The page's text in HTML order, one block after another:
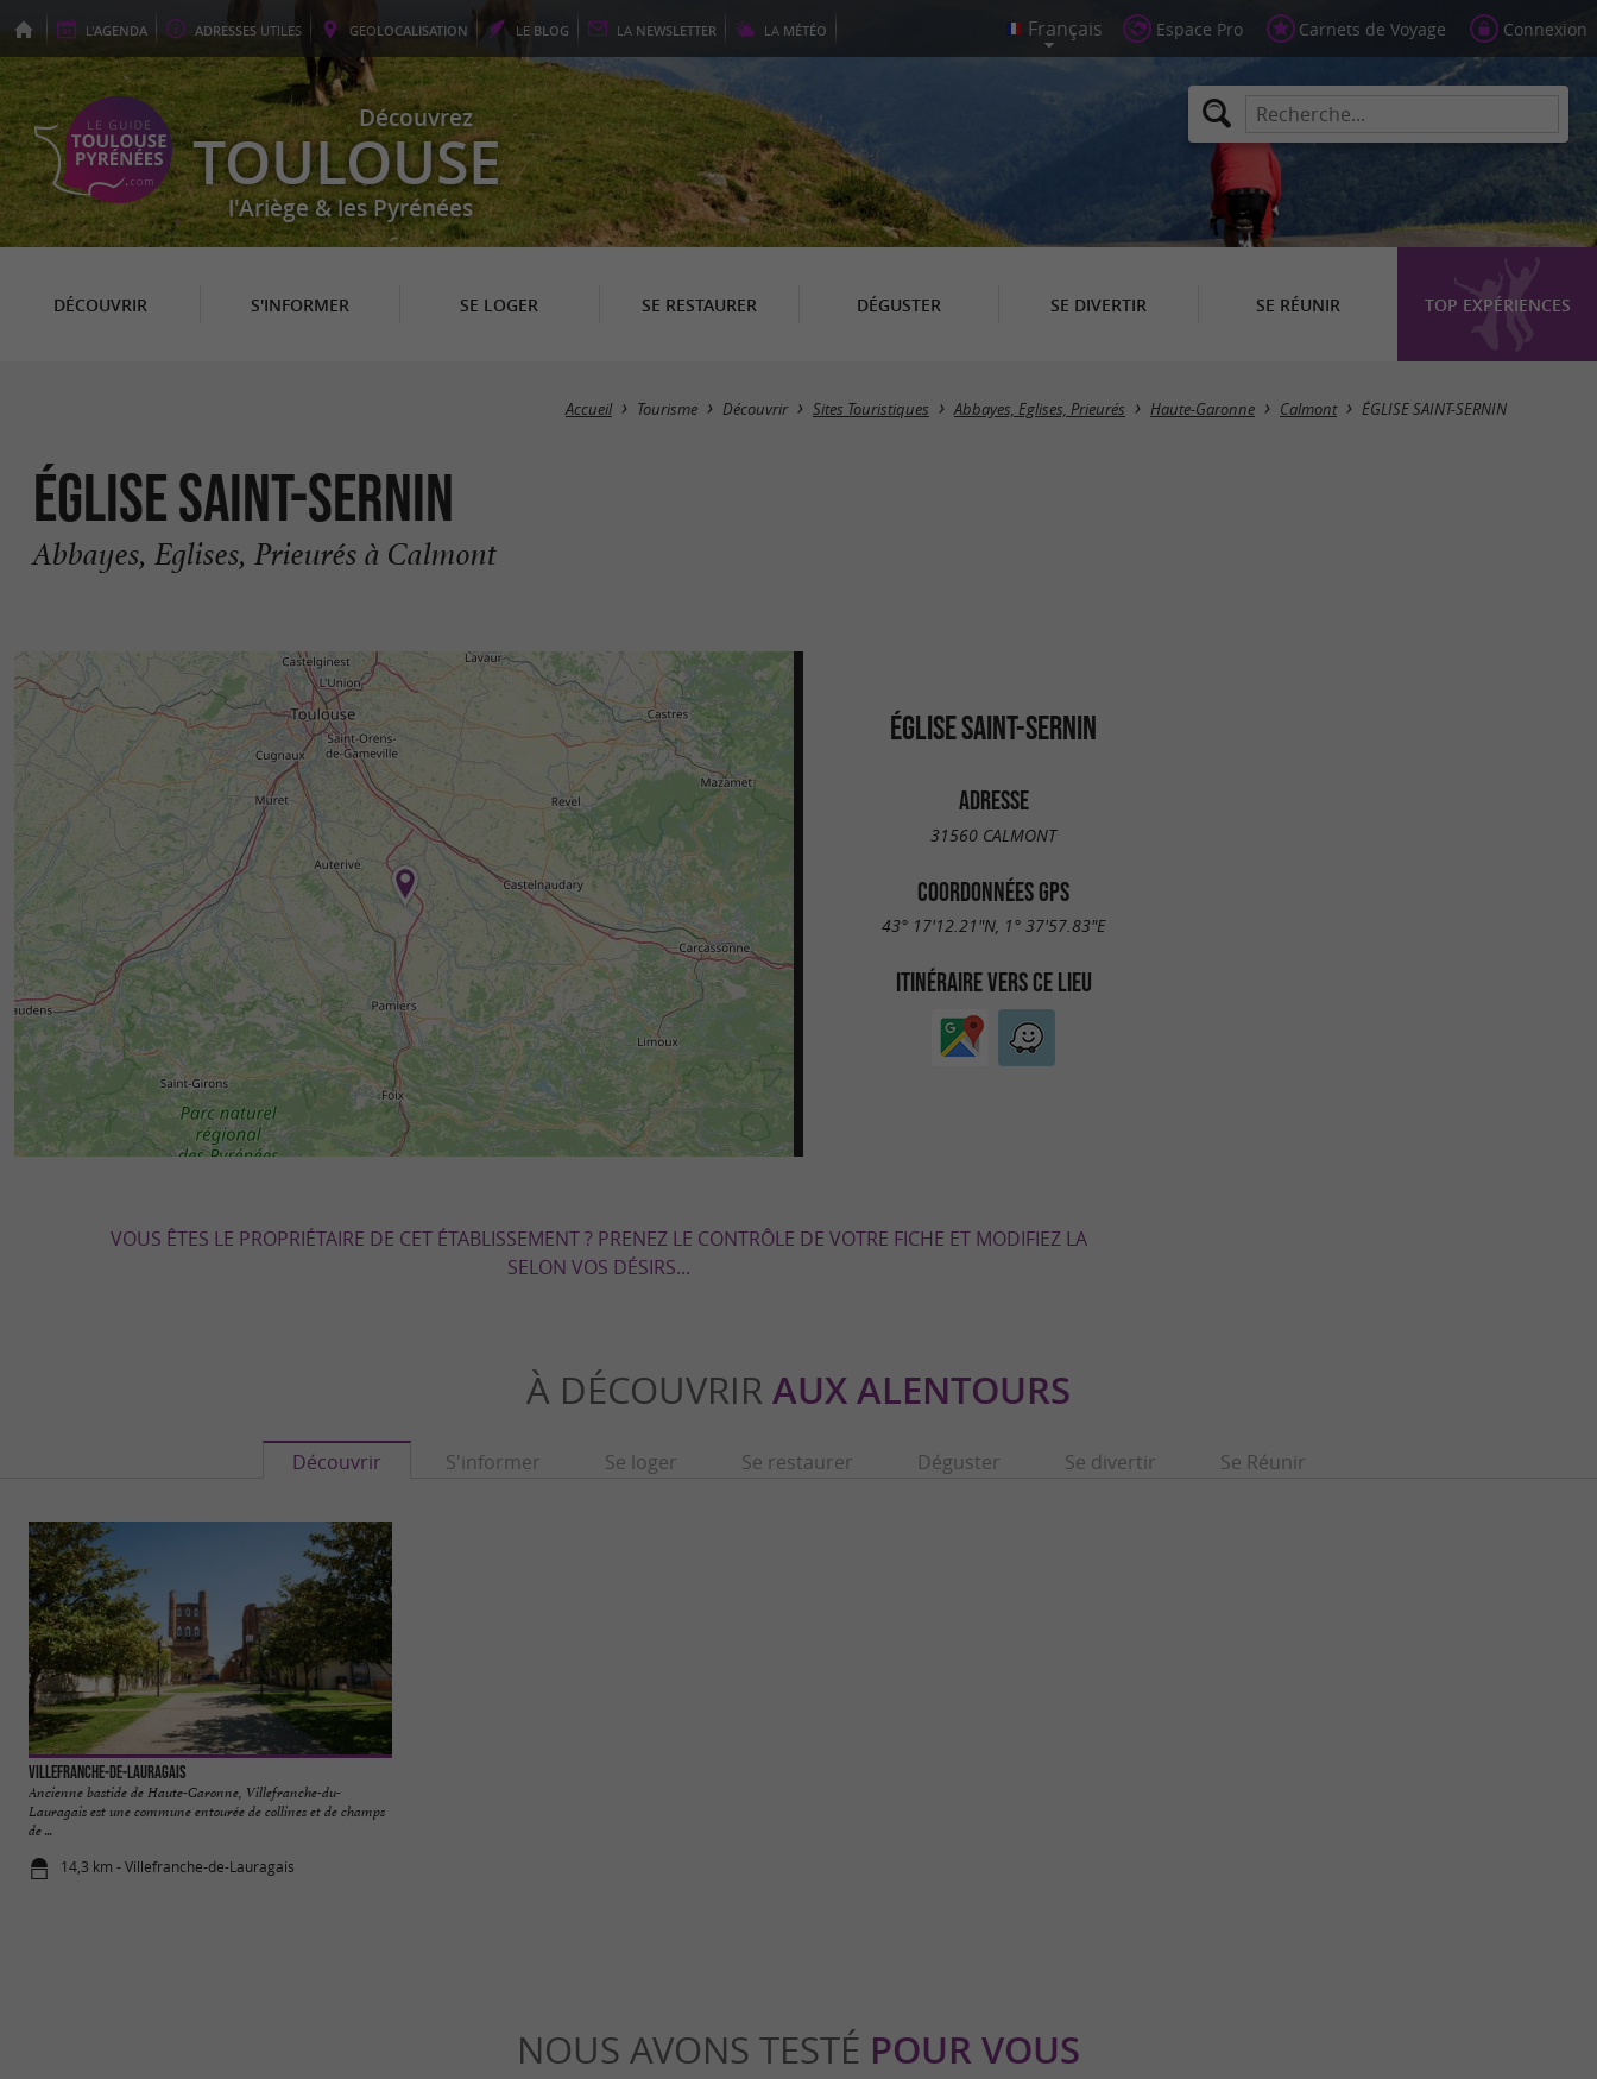
L'AGENDA ADRESSES UTILES GEOLOCALISATION LE BLOG LA NEWSLETTER LA MÉTÉO Espace Pro Carnets de Voyage Connexion
Découvrez
TOULOUSE
l'Ariège & les Pyrénées
DÉCOUVRIR S'INFORMER SE LOGER SE RESTAURER DÉGUSTER SE DIVERTIR SE RÉUNIR TOP EXPÉRIENCES
Accueil Tourisme Découvrir Sites Touristiques Abbayes, Eglises, Prieurés Haute-Garonne Calmont ÉGLISE SAINT-SERNIN
ÉGLISE SAINT-SERNIN
Abbayes, Eglises, Prieurés à Calmont
ÉGLISE SAINT-SERNIN
ADRESSE
31560 CALMONT
COORDONNÉES GPS
43° 17'12.21"N, 1° 37'57.83"E
ITINÉRAIRE VERS CE LIEU
VOUS ÊTES LE PROPRIÉTAIRE DE CET ÉTABLISSEMENT ? PRENEZ LE CONTRÔLE DE VOTRE FICHE ET MODIFIEZ LA
SELON VOS DÉSIRS...
À DÉCOUVRIR AUX ALENTOURS
Découvrir S'informer Se loger Se restaurer Déguster Se divertir Se Réunir
Villefranche-de-Lauragais
Ancienne bastide de Haute-Garonne, Villefranche-du-
Lauragais est une commune entourée de collines et de champs
de ...
14,3 km - Villefranche-de-Lauragais
NOUS AVONS TESTÉ POUR VOUS